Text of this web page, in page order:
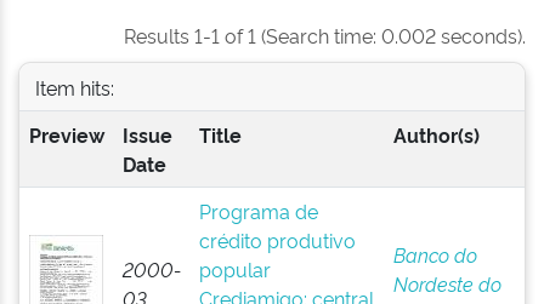
Results 1-1 of 1 (Search time: 0.002 seconds).
Item hits:
Preview
Issue
Date
Title Author(s)
2000-
03
Programa de
crédito produtivo
popular
Crediamigo: central
Banco do
Nordeste do